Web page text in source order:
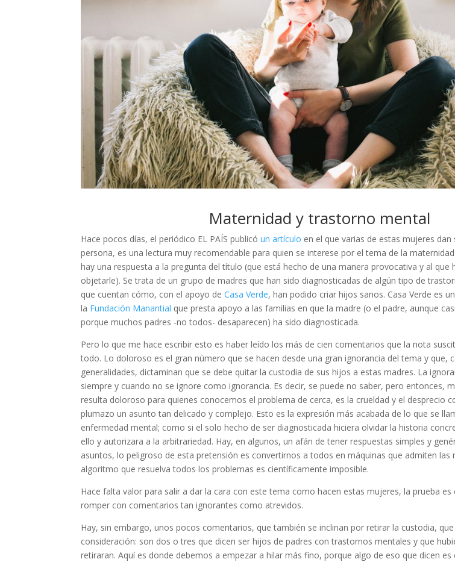
Maternidad y trastorno mental
Hace pocos días, el periódico EL PAÍS publicóun artículo en el que varias de estas mujeres
persona, es una lectura muy recomendable para quien se interese por el tema de la
hay una respuesta a la pregunta del título (que está hecho de una manera provocativa y al que
objetarle). Se trata de un grupo de madres que han sido diagnosticadas de algún tipo de
que cuentan cómo, con el apoyo deCasa Verde, han podido criar hijos sanos. Casa Verde es
la Fundación Manantial que presta apoyo a las familias en que la madre (o el padre, aunque
porque muchos padres -no todos- desaparecen) ha sido diagnosticada.
Pero lo que me hace escribir esto es haber leído los más de cien comentarios que la nota
todo. Lo doloroso es el gran número que se hacen desde una gran ignorancia del tema y que,
generalidades, dictaminan que se debe quitar la custodia de sus hijos a estas madres. La
siempre y cuando no se ignore como ignorancia. Es decir, se puede no saber, pero entonces,
resulta doloroso para quienes conocemos el problema de cerca, es la crueldad y el desprecio
plumazo un asunto tan delicado y complejo. Esto es la expresión más acabada de lo que se
enfermedad mental; como si el solo hecho de ser diagnosticada hiciera olvidar la historia
ello y autorizara a la arbitrariedad. Hay, en algunos, un afán de tener respuestas simples y
asuntos, lo peligroso de esta pretensión es convertirnos a todos en máquinas que admiten las
algoritmo que resuelva todos los problemas es científicamente imposible.
Hace falta valor para salir a dar la cara con este tema como hacen estas mujeres, la prueba
romper con comentarios tan ignorantes como atrevidos.
Hay, sin embargo, unos pocos comentarios, que también se inclinan por retirar la custodia,
consideración: son dos o tres que dicen ser hijos de padres con trastornos mentales y que
retiraran. Aquí es donde debemos a empezar a hilar más fino, porque algo de eso que dicen es